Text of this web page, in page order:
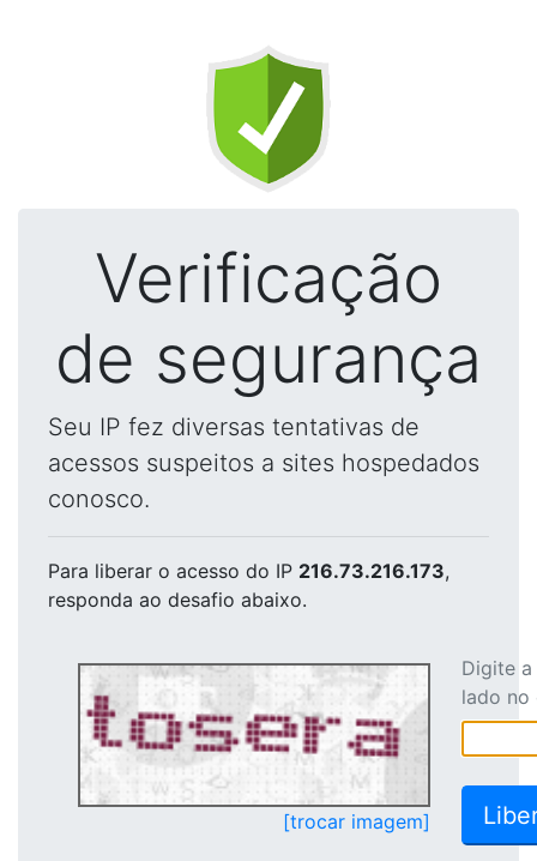
Verificação
de segurança
Seu IP fez diversas tentativas de
acessos suspeitos a sites hospedados
conosco.
Para liberar o acesso do IP 216.73.216.173,
responda ao desafio abaixo.
[trocar imagem]
Digite
lado no